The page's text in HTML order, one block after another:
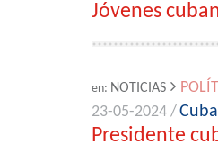
Jóvenes
en: NOTICIAS
23-05-2024 /
Presidente